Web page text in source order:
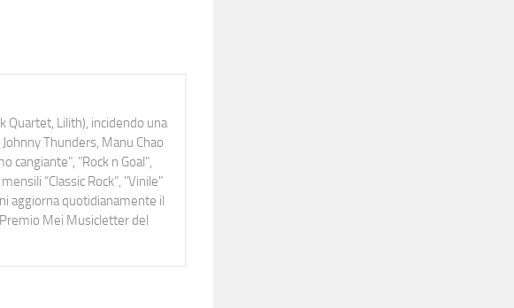
Quartet, Lilith), incidendo una
Thunders, Manu Chao
cangiante", "Rock n Goal",
“Classic Rock”, "Vinile"
aggiorna quotidianamente il
Mei Musicletter del